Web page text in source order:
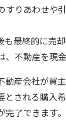
すりあわせや
最終的に売
、不動産を現
動産会社が買
とされる購入
了できます。